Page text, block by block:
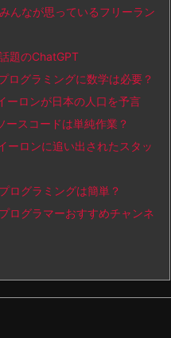
なが思っているフリーラン
題のChatGPT
グラミングに数学は必要？
ロンが日本の人口を予言
スコードは単純作業？
ロンに追い出されたスタッ
グラミングは簡単？
グラマーおすすめチャンネ